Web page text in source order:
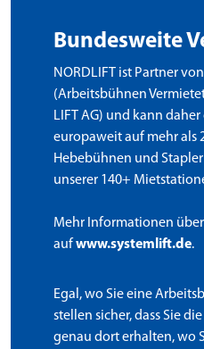
Bundesweite
NORDLIFT ist Partner von
(Arbeitsbühnen Vermietet
LIFT AG) und kann
europaweit auf mehr als
Hebebühnen und
unserer 140+
Mehr Informationen über
aufwww.systemlift.de.
Egal, wo Sie eine
stellen sicher, dass Sie
genau dort erhalten, wo